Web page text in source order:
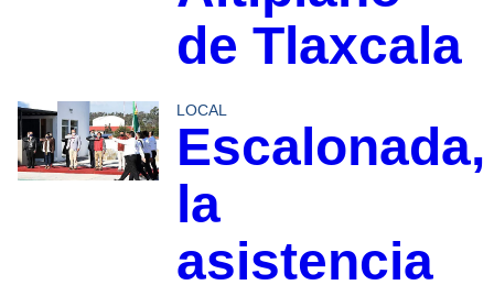
de Tlaxcala
LOCAL
Escalonada,
la
asistencia